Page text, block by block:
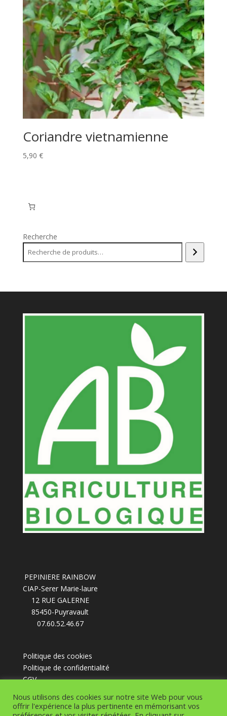
Coriandre vietnamienne
5,90 €
Recherche
PEPINIERE RAINBOW
CIAP-Serer Marie-laure
12 RUE GALERNE
85450-Puyravault
07.60.52.46.67
Politique des cookies
Politique de confidentialité
CGV
Nous utilisons des cookies sur notre site Web pour vous
offrir l'expérience la plus pertinente en mémorisant vos